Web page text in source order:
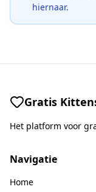
hiernaar.
Gratis
Het platform voor
Navigatie
Home